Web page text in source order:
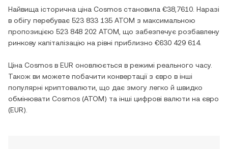
Найвища історична ціна Cosmos становила €38,7610 . Наразі
в обігу перебуває 523 833 135 ATOM з максимальною
пропозицією 523 848 202 ATOM , що забезпечує розбавлену
ринкову капіталізацію на рівні приблизно €630 429 614.
Ціна Cosmos в EUR оновлюється в режимі реального часу.
Також ви можете побачити конвертації з євро в інші
популярні криптовалюти, що дає змогу легко й швидко
обмінювати Cosmos (ATOM) та інші цифрові валюти на євро
(EUR).